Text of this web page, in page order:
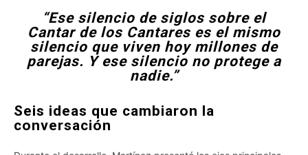
“Ese silencio de siglos sobre el
Cantar de los Cantares es el mismo
silencio que viven hoy millones de
parejas. Y ese silencio no protege a
nadie.”
Seis ideas que cambiaron la
conversación